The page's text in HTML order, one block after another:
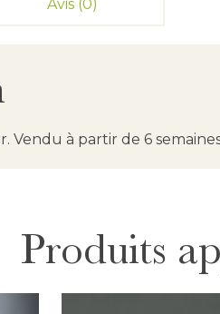
Avis (0)
Vendu à partir de 6
Produits